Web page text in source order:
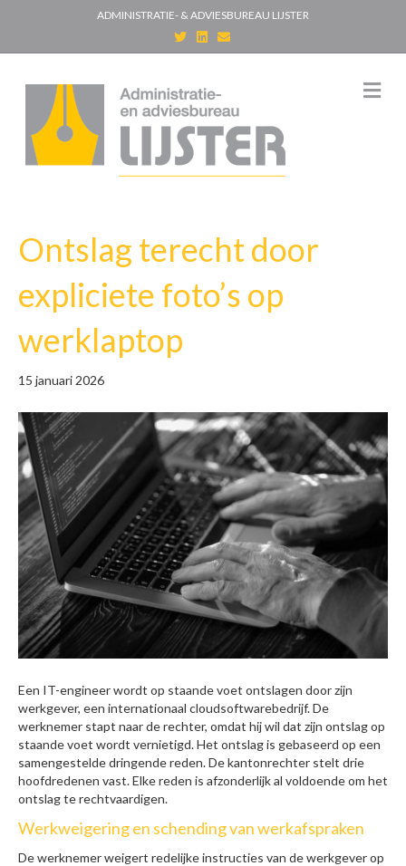
ADMINISTRATIE- & ADVIESBUREAU LIJSTER
T
w
i
e
r
n
d
i
n
E
m
a
M
e
Ontslag terecht door
expliciete foto’s op
werklaptop
15 januari 2026
Een IT-engineer wordt op staande voet ontslagen door zijn
werkgever, een internationaal cloudsoftwarebedrijf. De
werknemer stapt naar de rechter, omdat hij wil dat zijn ontslag op
staande voet wordt vernietigd. Het ontslag is gebaseerd op een
samengestelde dringende reden. De kantonrechter stelt drie
hoofdredenen vast. Elke reden is afzonderlijk al voldoende om het
ontslag te rechtvaardigen.
Werkweigering en schending van werkafspraken
De werknemer weigert redelijke instructies van de werkgever op